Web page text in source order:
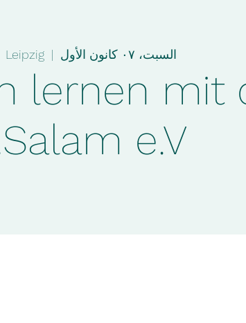
السبت، ٠٧ كانون الأول
  |
Leipzig
lernen mit
Salam e.V.